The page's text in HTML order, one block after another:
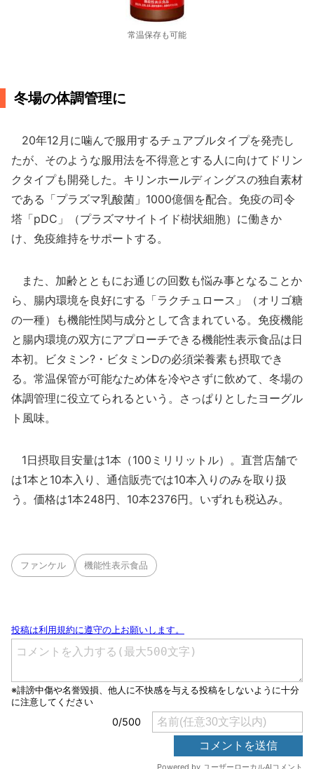
常温保存も可能
冬場の体調管理に
20年12月に噛んで服用するチュアブルタイプを発売し
たが、そのような服用法を不得意とする人に向けてドリン
クタイプも開発した。キリンホールディングスの独自素材
である「プラズマ乳酸菌」1000億個を配合。免疫の司令
塔「pDC」（プラズマサイトイド樹状細胞）に働きか
け、免疫維持をサポートする。
また、加齢とともにお通じの回数も悩み事となることか
ら、腸内環境を良好にする「ラクチュロース」（オリゴ糖
の一種）も機能性関与成分として含まれている。免疫機能
と腸内環境の双方にアプローチできる機能性表示食品は日
本初。ビタミン?・ビタミンDの必須栄養素も摂取でき
る。常温保管が可能なため体を冷やさずに飲めて、冬場の
体調管理に役立てられるという。さっぱりとしたヨーグル
ト風味。
1日摂取目安量は1本（100ミリリットル）。直営店舗で
は1本と10本入り、通信販売では10本入りのみを取り扱
う。価格は1本248円、10本2376円。いずれも税込み。
ファンケル 機能性表示食品